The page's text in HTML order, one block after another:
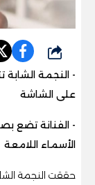
شارك
- النجمة الشابة
على الشاشة
- الفنانة تضع
الأسماء اللامعة
حققت النجمة